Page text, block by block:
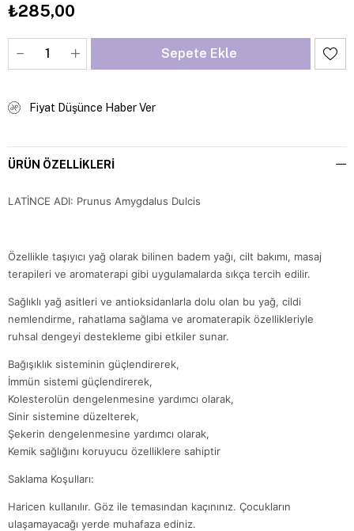
₺285,00
Fiyat Düşünce Haber Ver
ÜRÜN ÖZELLIKLERI
LATİNCE ADI: Prunus Amygdalus Dulcis
Özellikle taşıyıcı yağ olarak bilinen badem yağı, cilt bakımı, masaj
terapileri ve aromaterapi gibi uygulamalarda sıkça tercih edilir.
Sağlıklı yağ asitleri ve antioksidanlarla dolu olan bu yağ, cildi
nemlendirme, rahatlama sağlama ve aromaterapik özellikleriyle
ruhsal dengeyi destekleme gibi etkiler sunar.
Bağışıklık sisteminin güçlendirerek,
İmmün sistemi güçlendirerek,
Kolesterolün dengelenmesine yardımcı olarak,
Sinir sistemine düzelterek,
Şekerin dengelenmesine yardımcı olarak,
Kemik sağlığını koruyucu özelliklere sahiptir
Saklama Koşulları:
Haricen kullanılır. Göz ile temasından kaçınınız. Çocukların
ulaşamayacağı yerde muhafaza ediniz.